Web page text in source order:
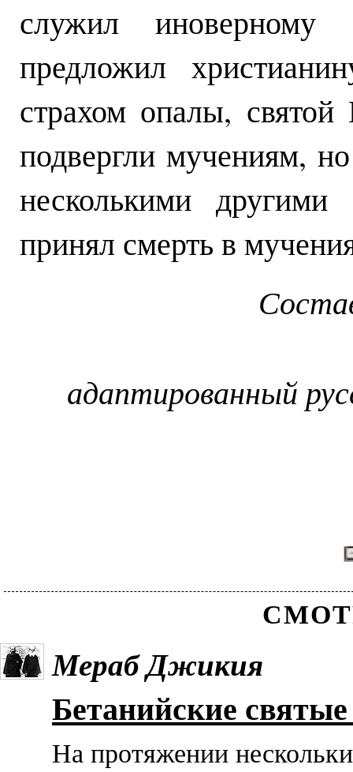
служил
предложил
страхом опалы,
подвергли мучениям,
несколькими
принял смерть в
адаптированный
Мераб Джикия
Бетанийские
На протяжении